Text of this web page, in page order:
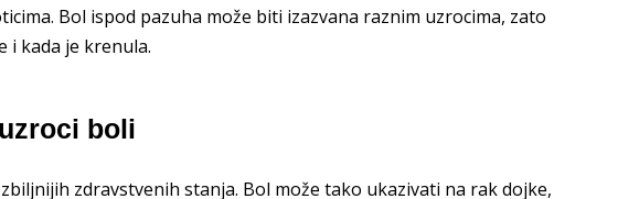
Bol ispod pazuha može biti izazvana raznim uzrocima, zato
kada je krenula.
boli
zdravstvenih stanja. Bol može tako ukazivati na rak dojke,